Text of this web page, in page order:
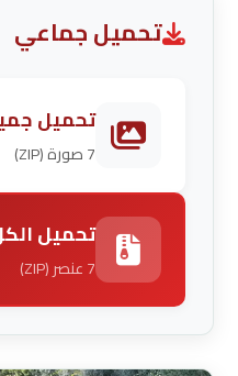
تحميل جماعي
تحميل
7 صورة (ZIP)
تحميل
7 عنصر (ZIP)